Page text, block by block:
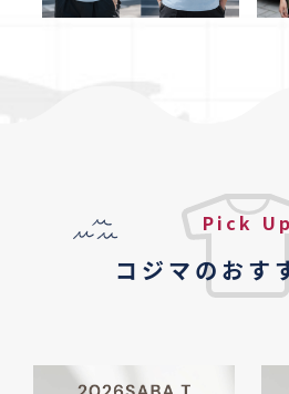
Pick Up
コジマのおす